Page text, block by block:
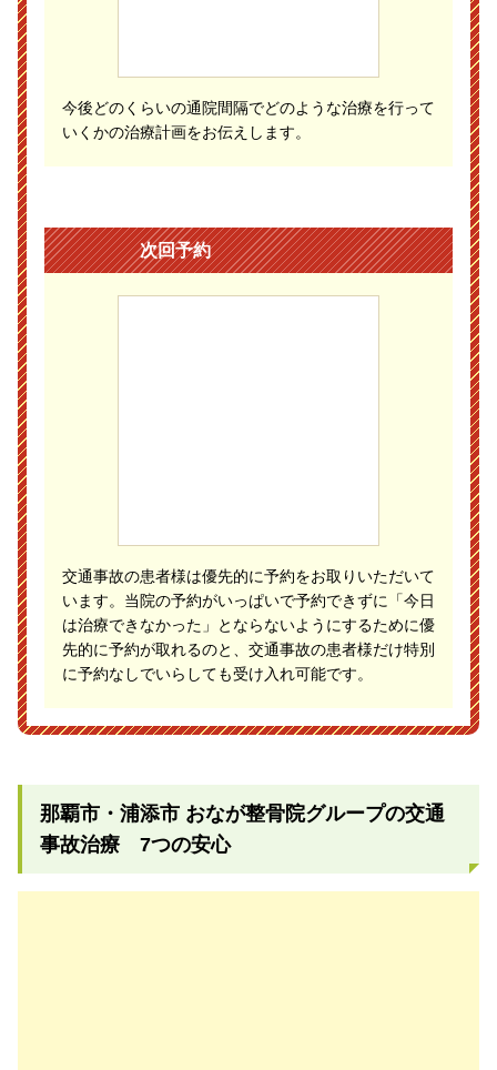
今後どのくらいの通院間隔でどのような治療を行って
いくかの治療計画をお伝えします。
次回予約
交通事故の患者様は優先的に予約をお取りいただいて
います。当院の予約がいっぱいで予約できずに「今日
は治療できなかった」とならないようにするために優
先的に予約が取れるのと、交通事故の患者様だけ特別
に予約なしでいらしても受け入れ可能です。
那覇市・浦添市 おなが整骨院グループの交通
事故治療 7つの安心